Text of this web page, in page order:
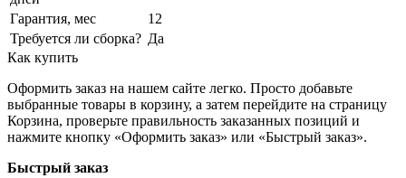
Гарантия, мес
12
Требуется ли сборка? Да
Как купить
Оформить заказ на нашем сайте легко. Просто добавьте
выбранные товары в корзину, а затем перейдите на страницу
Корзина, проверьте правильность заказанных позиций и
нажмите кнопку «Оформить заказ» или «Быстрый заказ».
Быстрый заказ